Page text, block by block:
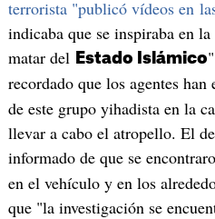
terrorista "publicó vídeos en
indicaba que se inspiraba en
matar del Estado Islámico
recordado que los agentes han
de este grupo yihadista en la
llevar a cabo el atropello. El
informado de que se
en el vehículo y en los
que "la investigación se